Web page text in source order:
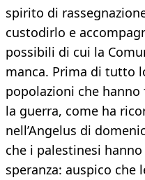
spirito di
custodirlo e
possibili di cui la
manca. Prima di tutto
popolazioni che
la guerra, come ha
nell’Angelus di
che i palestinesi
speranza: auspico